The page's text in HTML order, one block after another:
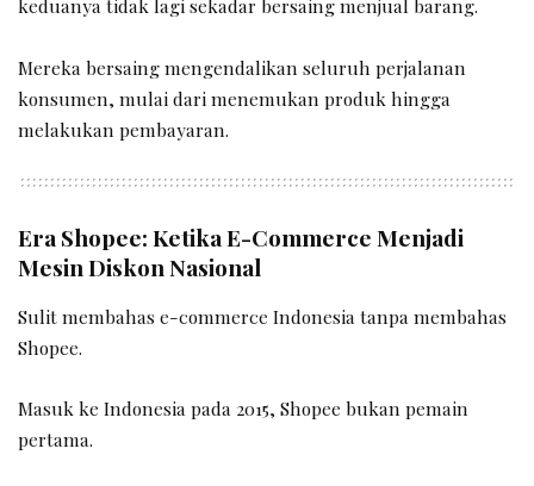
keduanya tidak lagi sekadar bersaing menjual barang.
Mereka bersaing mengendalikan seluruh perjalanan
konsumen, mulai dari menemukan produk hingga
melakukan pembayaran.
Era Shopee: Ketika E-Commerce Menjadi
Mesin Diskon Nasional
Sulit membahas e-commerce Indonesia tanpa membahas
Shopee.
Masuk ke Indonesia pada 2015, Shopee bukan pemain
pertama.